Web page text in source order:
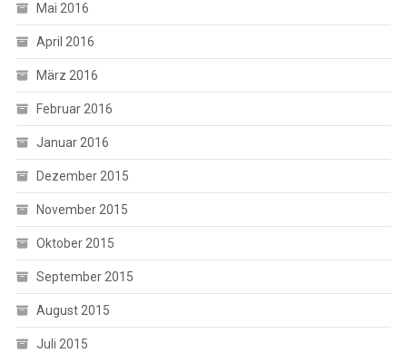
Mai 2016
April 2016
März 2016
Februar 2016
Januar 2016
Dezember 2015
November 2015
Oktober 2015
September 2015
August 2015
Juli 2015